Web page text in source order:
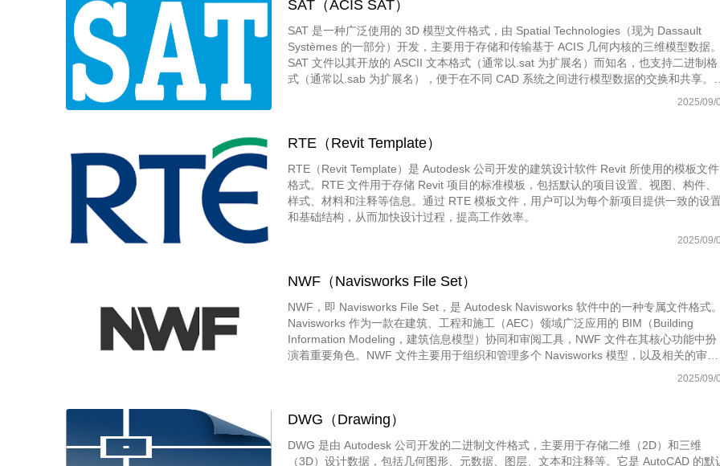
SAT（ACIS SAT）
SAT 是一种广泛使用的 3D 模型文件格式，由 Spatial Technologies（现为 Dassault
Systèmes 的一部分）开发，主要用于存储和传输基于 ACIS 几何内核的三维模型数据。
SAT 文件以其开放的 ASCII 文本格式（通常以.sat 为扩展名）而知名，也支持二进制格
式（通常以.sab 为扩展名），便于在不同 CAD 系统之间进行模型数据的交换和共享。
2025/09/
RTE（Revit Template）
RTE（Revit Template）是 Autodesk 公司开发的建筑设计软件 Revit 所使用的模板文件
格式。RTE 文件用于存储 Revit 项目的标准模板，包括默认的项目设置、视图、构件、
样式、材料和注释等信息。通过 RTE 模板文件，用户可以为每个新项目提供一致的设置
和基础结构，从而加快设计过程，提高工作效率。
2025/09/
NWF（Navisworks File Set）
NWF，即 Navisworks File Set，是 Autodesk Navisworks 软件中的一种专属文件格式。
Navisworks 作为一款在建筑、工程和施工（AEC）领域广泛应用的 BIM（Building
Information Modeling，建筑信息模型）协同和审阅工具，NWF 文件在其核心功能中扮
演着重要角色。NWF 文件主要用于组织和管理多个 Navisworks 模型，以及相关的审阅
2025/09/
DWG（Drawing）
DWG 是由 Autodesk 公司开发的二进制文件格式，主要用于存储二维（2D）和三维
（3D）设计数据，包括几何图形、元数据、图层、文本和注释等。它是 AutoCAD 的默